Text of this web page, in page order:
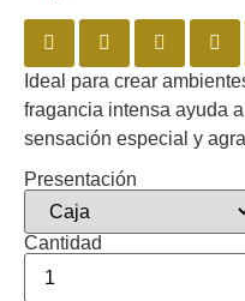
Ideal para crear
fragancia intensa ayuda
sensación especial y
Presentación
Cantidad